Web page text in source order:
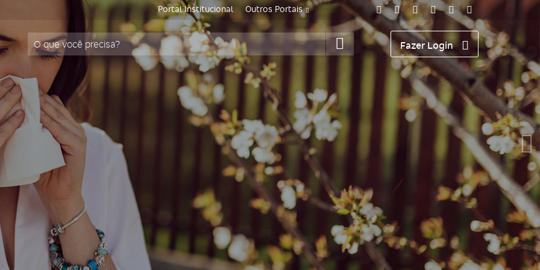
Portal Institucional Outros Portais
Fazer Login
Próximo: